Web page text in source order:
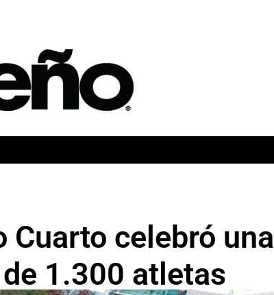
Cuarto celebró una
1.300 atletas